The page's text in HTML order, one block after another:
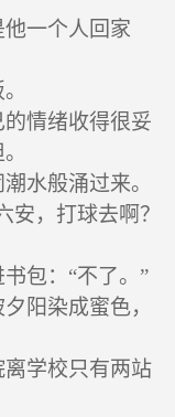
一个人回家
情绪收得很妥
水般涌过来。
安，打球去啊？
包：“不了。”
阳染成蜜色，
学校只有两站